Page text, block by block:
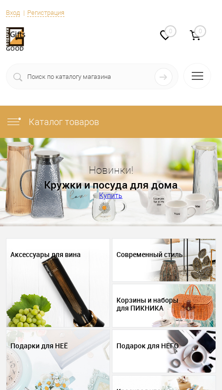
Вход Регистрация
0 0
Каталог товаров
Новинки!
Кружки и посуда для дома
Купить
Аксессуары для вина Современный стиль
Корзины и наборы
для ПИКНИКА
Подарки для НЕЁ Подарок для НЕГО